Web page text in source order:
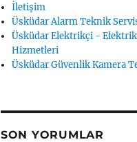
İletişim
Üsküdar Alarm Teknik
Üsküdar Elektrikçi -
Hizmetleri
Üsküdar Güvenlik Kamera
SON YORUMLAR